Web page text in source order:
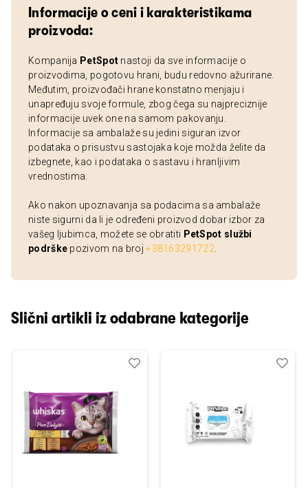
Informacije o ceni i karakteristikama
proizvoda:
Kompanija PetSpot nastoji da sve informacije o
proizvodima, pogotovu hrani, budu redovno ažurirane.
Međutim, proizvođači hrane konstatno menjaju i
unapređuju svoje formule, zbog čega su najpreciznije
informacije uvek one na samom pakovanju.
Informacije sa ambalaže su jedini siguran izvor
podataka o prisustvu sastojaka koje možda želite da
izbegnete, kao i podataka o sastavu i hranljivim
vrednostima.
Ako nakon upoznavanja sa podacima sa ambalaže
niste sigurni da li je određeni proizvod dobar izbor za
vašeg ljubimca, možete se obratiti PetSpot službi
podrške pozivom na broj+38163291722
Slični artikli iz odabrane kategorije
Dodaj
Uporedi